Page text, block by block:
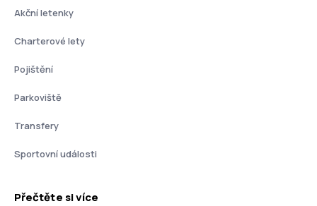
Akční letenky
Charterové lety
Pojištění
Parkoviště
Transfery
Sportovní události
Přečtěte si více